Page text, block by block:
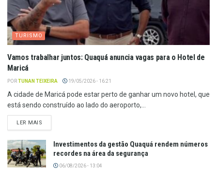
TURISMO
Vamos trabalhar juntos: Quaquá anuncia vagas para o Hotel de
Maricá
PORTUNAN TEIXEIRA 19/05/2026 - 16:21
A cidade de Maricá pode estar perto de ganhar um novo hotel, que
está sendo construído ao lado do aeroporto,...
LER MAIS
Investimentos da gestão Quaquá rendem números
recordes na área da segurança
06/08/2026 - 13:04